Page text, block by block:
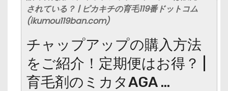
されている？ | ピカキチの育毛119番ドットコム
(ikumou119ban.com)
チャップアップの購入方法
をご紹介！定期便はお得？ |
育毛剤のミカタAGA …